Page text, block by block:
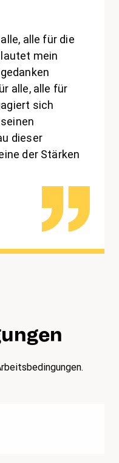
alle für die
mein
alle, alle für
sich
dieser
der Stärken